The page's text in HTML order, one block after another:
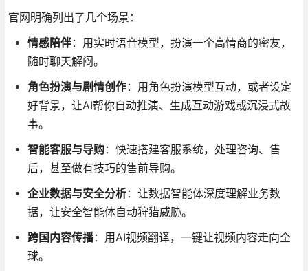
官网明确列出了几个场景：
情感陪伴：用实时语音模型，扮演一个高情商的密友，
随时聊天解闷。
角色扮演与剧情创作：用角色扮演模型互动，或者设定
好背景，让AI帮你自动推演、生成互动游戏或沉浸式故
事。
智能客服与导购：快速搭建客服系统，处理咨询、售
后，甚至做有技巧的售前导购。
企业数据与安全分析：让数据智能体深度理解业务数
据，让安全智能体自动狩猎威胁。
跨国内容传播：用AI视频翻译，一键让视频内容走向全
球。